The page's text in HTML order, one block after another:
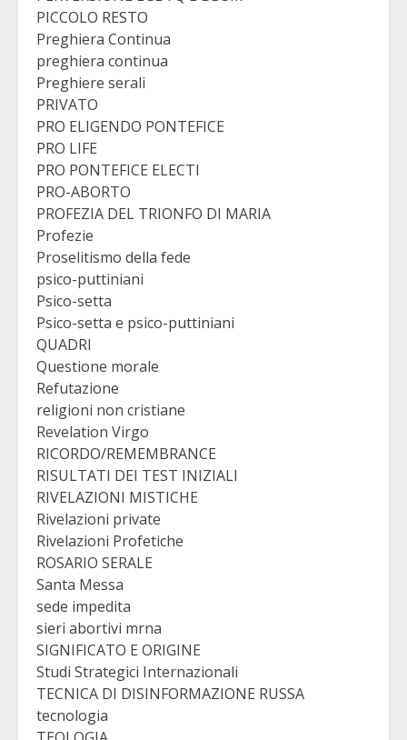
PICCOLO RESTO
Preghiera Continua
preghiera continua
Preghiere serali
PRIVATO
PRO ELIGENDO PONTEFICE
PRO LIFE
PRO PONTEFICE ELECTI
PRO-ABORTO
PROFEZIA DEL TRIONFO DI MARIA
Profezie
Proselitismo della fede
psico-puttiniani
Psico-setta
Psico-setta e psico-puttiniani
QUADRI
Questione morale
Refutazione
religioni non cristiane
Revelation Virgo
RICORDO/REMEMBRANCE
RISULTATI DEI TEST INIZIALI
RIVELAZIONI MISTICHE
Rivelazioni private
Rivelazioni Profetiche
ROSARIO SERALE
Santa Messa
sede impedita
sieri abortivi mrna
SIGNIFICATO E ORIGINE
Studi Strategici Internazionali
TECNICA DI DISINFORMAZIONE RUSSA
tecnologia